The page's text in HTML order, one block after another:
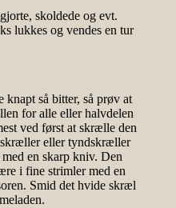
skoldede og evt.
lukkes og vendes en tur
knapt så bitter, så prøv at
for alle eller halvdelen
ved først at skrælle den
eller tyndskræller
en skarp kniv. Den
i fine strimler med en
Smid det hvide skræl